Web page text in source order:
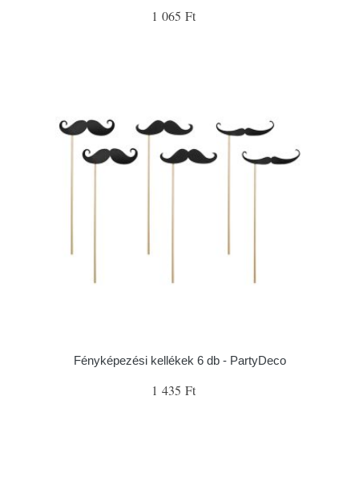
1 065 Ft
Fényképezési kellékek 6 db - PartyDeco
1 435 Ft